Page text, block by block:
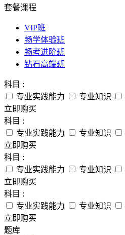
套餐课程
VIP班
畅学体验班
畅考进阶班
钻石高端班
科目 :
专业实践能力
专业知识
立即购买
科目 :
专业实践能力
专业知识
立即购买
科目 :
专业实践能力
专业知识
立即购买
科目 :
专业实践能力
专业知识
立即购买
题库